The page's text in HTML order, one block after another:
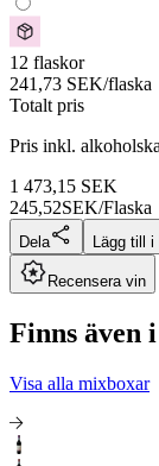
12 flaskor
241,73 SEK/flaska
Totalt pris
Pris inkl.
1 473,15 SEK
245,52SEK/Flaska
Dela Lägg till
Recensera vin
Finns även
Visa alla mixboxar